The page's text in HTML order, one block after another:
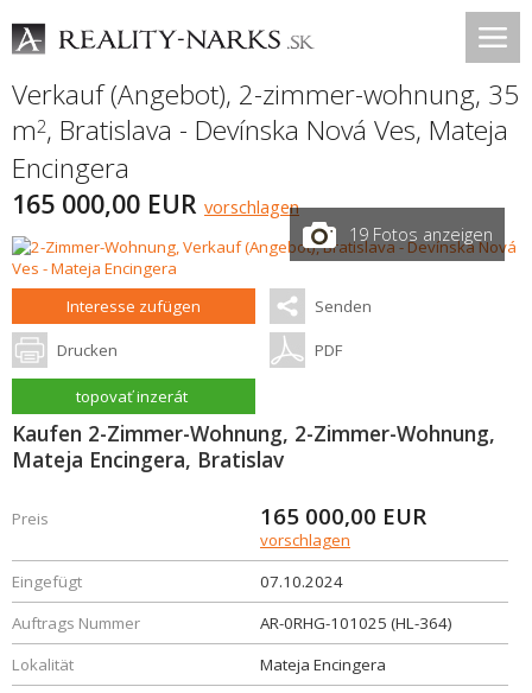
Verkauf (Angebot), 2-zimmer-wohnung, 35
m2, Bratislava - Devínska Nová Ves, Mateja
Encingera
165 000,00 EUR vorschlagen
19 Fotos anzeigen
Interesse zufügen Senden
Drucken PDF
topovať inzerát
Kaufen 2-Zimmer-Wohnung, 2-Zimmer-Wohnung,
Mateja Encingera, Bratislav
Preis 165 000,00 EUR
vorschlagen
Eingefügt
07.10.2024
Auftrags Nummer
AR-0RHG-101025 (HL-364)
Lokalität
Mateja Encingera